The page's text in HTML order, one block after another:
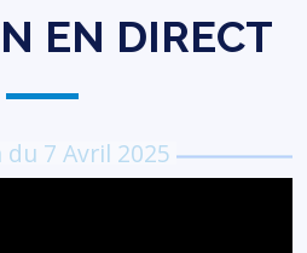
EN DIRECT